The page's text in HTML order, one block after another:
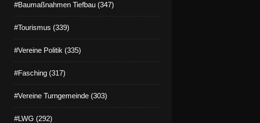
#Baumaßnahmen Tiefbau (347)
#Tourismus (339)
#Vereine Politik (335)
#Fasching (317)
#Vereine Turngemeinde (303)
#LWG (292)